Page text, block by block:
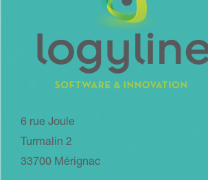
6 rue Joule
Turmalin 2
33700 Mérignac